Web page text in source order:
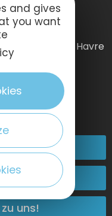
– 76059 Le Havre
04
uns!
and gives
you want